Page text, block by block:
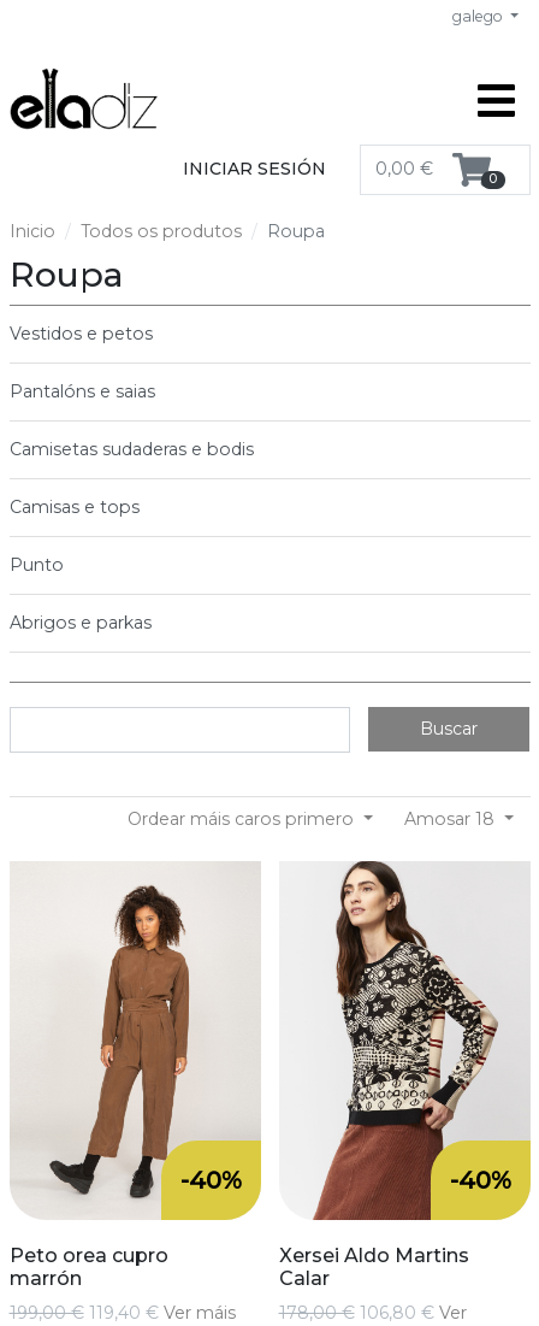
galego
INICIAR SESIÓN 0,00 € 0
Inicio Todos os produtos Roupa
Roupa
Vestidos e petos
Pantalóns e saias
Camisetas sudaderas e bodis
Camisas e tops
Punto
Abrigos e parkas
Buscar
Amosar 18
Ordear máis caros primero
-40%
Peto orea cupro
marrón
199,00 € 119,40 € Ver máis
-40%
Xersei Aldo Martins
Calar
178,00 € 106,80 € Ver